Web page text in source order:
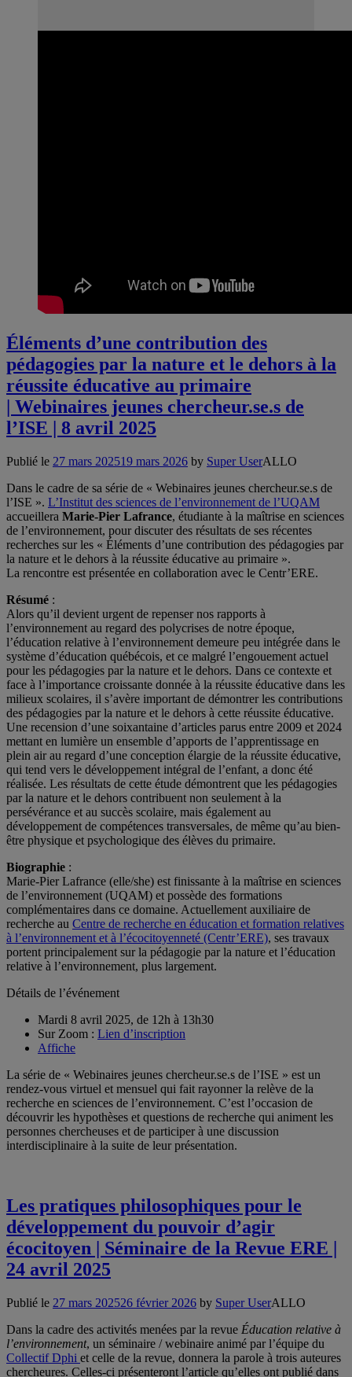
Éléments d’une contribution des
pédagogies par la nature et le dehors à la
réussite éducative au primaire
| Webinaires jeunes chercheur.se.s de
l’ISE | 8 avril 2025
Publié le 27 mars 202519 mars 2026 by Super UserALLO
Dans le cadre de sa série de « Webinaires jeunes chercheur.se.s de
l’ISE ». L’Institut des sciences de l’environnement de l’UQAM
accueillera Marie-Pier Lafrance, étudiante à la maîtrise en sciences
de l’environnement, pour discuter des résultats de ses récentes
recherches sur les « Éléments d’une contribution des pédagogies par
la nature et le dehors à la réussite éducative au primaire ».
La rencontre est présentée en collaboration avec le Centr’ERE.
Résumé :
Alors qu’il devient urgent de repenser nos rapports à
l’environnement au regard des polycrises de notre époque,
l’éducation relative à l’environnement demeure peu intégrée dans le
système d’éducation québécois, et ce malgré l’engouement actuel
pour les pédagogies par la nature et le dehors. Dans ce contexte et
face à l’importance croissante donnée à la réussite éducative dans les
milieux scolaires, il s’avère important de démontrer les contributions
des pédagogies par la nature et le dehors à cette réussite éducative.
Une recension d’une soixantaine d’articles parus entre 2009 et 2024
mettant en lumière un ensemble d’apports de l’apprentissage en
plein air au regard d’une conception élargie de la réussite éducative,
qui tend vers le développement intégral de l’enfant, a donc été
réalisée. Les résultats de cette étude démontrent que les pédagogies
par la nature et le dehors contribuent non seulement à la
persévérance et au succès scolaire, mais également au
développement de compétences transversales, de même qu’au bien-
être physique et psychologique des élèves du primaire.
Biographie :
Marie-Pier Lafrance (elle/she) est finissante à la maîtrise en sciences
de l’environnement (UQAM) et possède des formations
complémentaires dans ce domaine. Actuellement auxiliaire de
recherche au Centre de recherche en éducation et formation relatives
à l’environnement et à l’écocitoyenneté (Centr’ERE), ses travaux
portent principalement sur la pédagogie par la nature et l’éducation
relative à l’environnement, plus largement.
Détails de l’événement
Mardi 8 avril 2025, de 12h à 13h30
Sur Zoom : Lien d’inscription
Affiche
La série de « Webinaires jeunes chercheur.se.s de l’ISE » est un
rendez-vous virtuel et mensuel qui fait rayonner la relève de la
recherche en sciences de l’environnement. C’est l’occasion de
découvrir les hypothèses et questions de recherche qui animent les
personnes chercheuses et de participer à une discussion
interdisciplinaire à la suite de leur présentation.
Les pratiques philosophiques pour le
développement du pouvoir d’agir
écocitoyen | Séminaire de la Revue ERE |
24 avril 2025
Publié le 27 mars 202526 février 2026 by Super UserALLO
Dans la cadre des activités menées par la revue Éducation relative à
l’environnement, un séminaire / webinaire animé par l’équipe du
Collectif Dphi et celle de la revue, donnera la parole à trois auteures
chercheures. Celles-ci présenteront l’article qu’elles ont publié dans